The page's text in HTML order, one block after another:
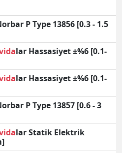
P Type 13856 [0.3 - 1.5
lar Hassasiyet ±%6 [0.1-
lar Hassasiyet ±%6 [0.1-
P Type 13857 [0.6 - 3
lar Statik Elektrik